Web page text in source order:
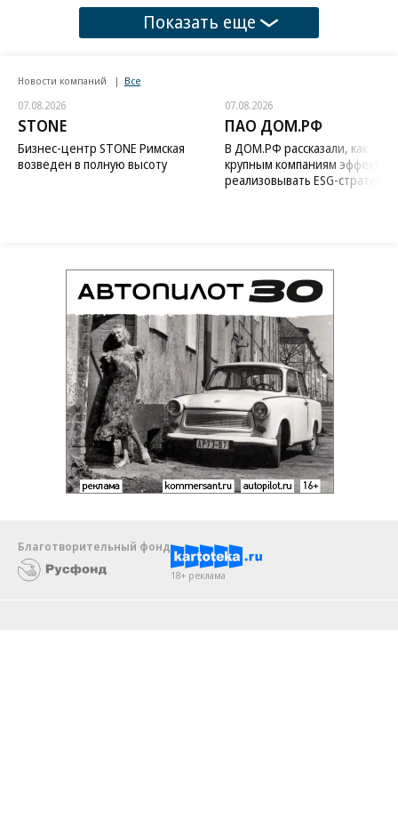
Показать еще
Новости компаний Все
07.08.2026
STONE
Бизнес-центр STONE Римская
возведен в полную высоту
07.08.2026
ПАО ДОМ.РФ
В ДОМ.РФ рассказали, как
крупным компаниям
реализовывать ESG-стратегию
Благотворительный фонд
18+ реклама